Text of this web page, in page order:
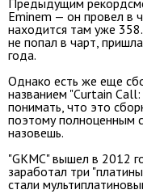
Предыдущим
Eminem — он провел в
находится там уже
не попал в чарт,
года.
Однако есть же еще
названием "Curtain
понимать, что это
поэтому полноценным
назовешь.
"GKMC" вышел в 2012
заработал три
стали